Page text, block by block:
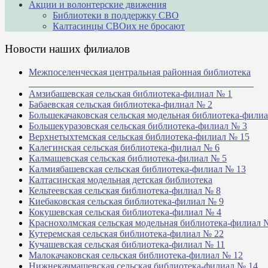
Акции и волонтерские движения
Библиотеки в поддержку СВО
Калтасинцы СВОих не бросают
Новости наших филиалов
Межпоселенческая центральная районная библиотека
Амзибашевская сельская библиотека-филиал № 1
Бабаевская сельская библиотека-филиал № 2
Большекачаковская сельская модельная библиотека-
Большекуразовская сельская библиотека-филиал № 3
Верхнетыхтемская сельская библиотека-филиал № 15
Калегинская сельская библиотека-филиал № 6
Калмашевская сельская библиотека-филиал № 5
Калмиябашевская сельская библиотека-филиал № 13
Калтасинская модельная детская библиотека
Кельтеевская сельская библиотека-филиал № 8
Киебаковская сельская библиотека-филиал № 9
Кокушевская сельская библиотека-филиал № 4
Краснохолмская сельская модельная библиотека-филиал
Кутеремская сельская библиотека-филиал № 22
Кучашевская сельская библиотека-филиал № 11
Малокачаковская сельская библиотека-филиал № 12